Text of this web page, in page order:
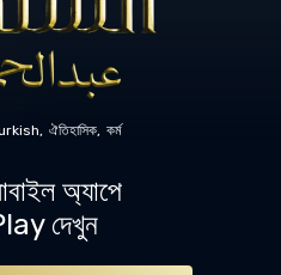
ঐতিহাসিক কর্ম
অ্যাপে
দেখুন